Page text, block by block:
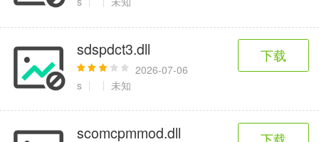
sdspdct3.dll
2026-07-06
s
未知
下载
scomcpmmod.dll 下载